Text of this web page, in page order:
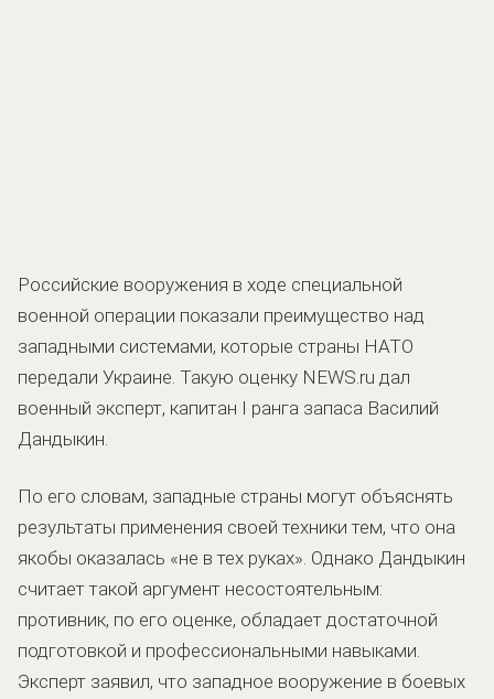
Российские вооружения в ходе специальной
военной операции показали преимущество над
западными системами, которые страны НАТО
передали Украине. Такую оценку NEWS.ru дал
военный эксперт, капитан I ранга запаса Василий
Дандыкин.
По его словам, западные страны могут объяснять
результаты применения своей техники тем, что она
якобы оказалась «не в тех руках». Однако Дандыкин
считает такой аргумент несостоятельным:
противник, по его оценке, обладает достаточной
подготовкой и профессиональными навыками.
Эксперт заявил, что западное вооружение в боевых